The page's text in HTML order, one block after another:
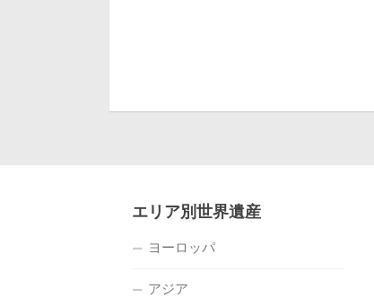
エリア別世界遺産
ヨーロッパ
アジア